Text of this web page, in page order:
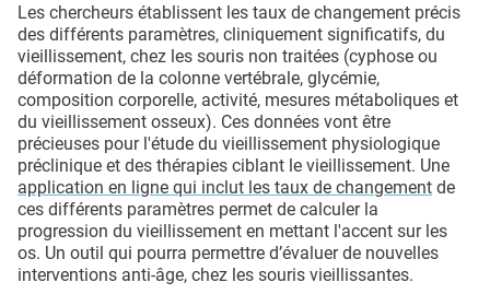
Les chercheurs établissent les taux de changement précis
des différents paramètres, cliniquement significatifs, du
vieillissement, chez les souris non traitées (cyphose ou
déformation de la colonne vertébrale, glycémie,
composition corporelle, activité, mesures métaboliques et
du vieillissement osseux). Ces données vont être
précieuses pour l'étude du vieillissement physiologique
préclinique et des thérapies ciblant le vieillissement. Une
application en ligne qui inclut les taux de changement de
ces différents paramètres permet de calculer la
progression du vieillissement en mettant l'accent sur les
os. Un outil qui pourra permettre d’évaluer de nouvelles
interventions anti-âge, chez les souris vieillissantes.